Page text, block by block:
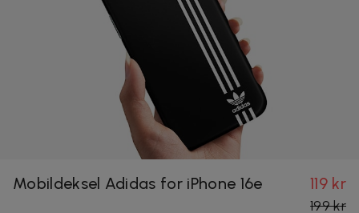
Mobildeksel Adidas for iPhone 16e 119 kr
199 kr